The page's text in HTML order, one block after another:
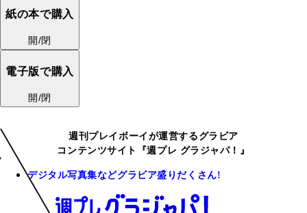
紙の本で購入
開/閉
電子版で購入
開/閉
週刊プレイボーイが運営するグラビア
コンテンツサイト『週プレ グラジャパ！』
デジタル写真集などグラビア盛りだくさん!